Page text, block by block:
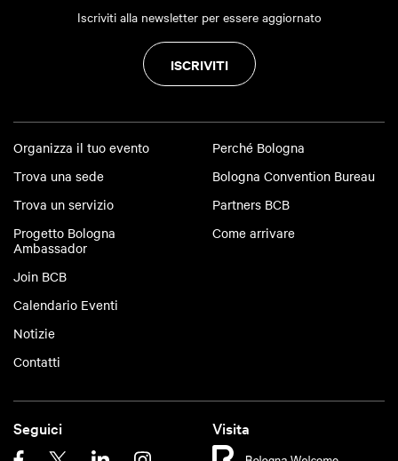
Iscriviti alla newsletter per essere aggiornato
ISCRIVITI
Organizza il tuo evento
Trova una sede
Trova un servizio
Progetto Bologna
Ambassador
Join BCB
Calendario Eventi
Notizie
Contatti
Perché Bologna
Bologna Convention Bureau
Partners BCB
Come arrivare
Seguici Visita